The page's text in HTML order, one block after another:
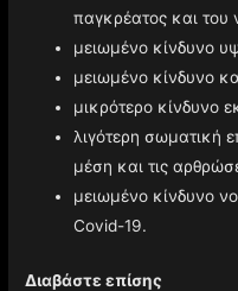
παγκρέατος και του
μειωμένο κίνδυνο
μειωμένο κίνδυνο
μικρότερο κίνδυνο
λιγότερη σωματική
μέση και τις
μειωμένο κίνδυνο
Covid-19.
Διαβάστε επίσης